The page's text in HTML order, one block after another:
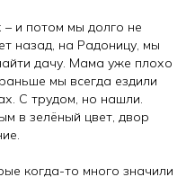
и потом мы долго не
назад, на Радоницу, мы
дачу. Мама уже плохо
мы всегда ездили
С трудом, но нашли.
в зелёный цвет, двор
когда-то много значили